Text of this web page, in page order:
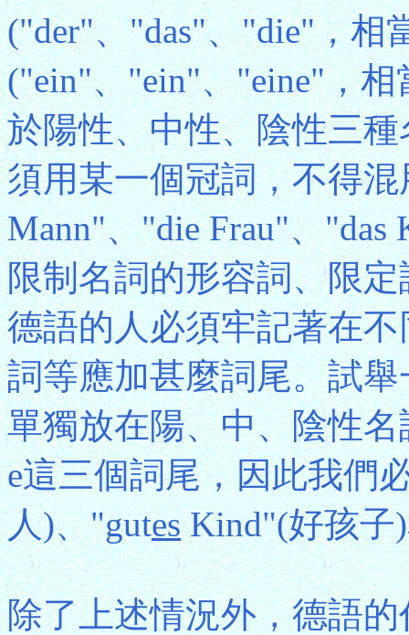
("der"、"das"、"die"，相
("ein"、"ein"、"eine"，
於陽性、中性、陰性三
須用某一個冠詞，不得
Mann"、"die Frau"、
限制名詞的形容詞、限
德語的人必須牢記著在
詞等應加甚麼詞尾。試
單獨放在陽、中、陰性
e這三個詞尾，因此我們
人)、"gutesKind"(好孩子
除了上述情況外，德語